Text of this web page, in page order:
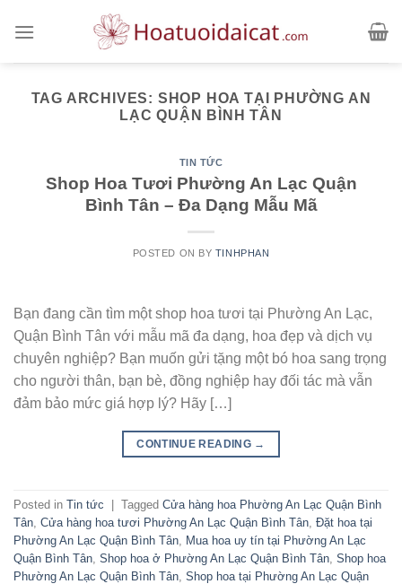
TAG ARCHIVES: SHOP HOA TẠI PHƯỜNG AN
LẠC QUẬN BÌNH TÂN
TIN TỨC
Shop Hoa Tươi Phường An Lạc Quận
Bình Tân – Đa Dạng Mẫu Mã
POSTED ON BY TINHPHAN
Bạn đang cần tìm một shop hoa tươi tại Phường An Lạc,
Quận Bình Tân với mẫu mã đa dạng, hoa đẹp và dịch vụ
chuyên nghiệp? Bạn muốn gửi tặng một bó hoa sang trọng
cho người thân, bạn bè, đồng nghiệp hay đối tác mà vẫn
đảm bảo mức giá hợp lý? Hãy […]
CONTINUE READING →
Posted in Tin tức Tagged Cửa hàng hoa Phường An Lạc Quận Bình
Tân Cửa hàng hoa tươi Phường An Lạc Quận Bình Tân Đặt hoa tại
Phường An Lạc Quận Bình Tân
Mua hoa uy tín tại Phường An Lạc
Quận Bình Tân Shop hoa ở Phường An Lạc Quận Bình Tân Shop hoa
Phường An Lạc Quận Bình Tân Shop hoa tại Phường An Lạc Quận